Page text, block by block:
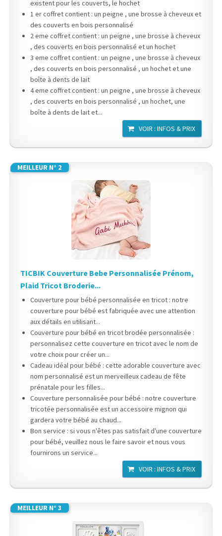
existent pour les couverts, le hochet
1 er coffret contient : un peigne , une brosse à cheveux et
des couverts en bois personnalisé
2 eme coffret contient : un peigne , une brosse à cheveux
, des couverts en bois personnalisé et un hochet
3 eme coffret contient : un peigne , une brosse à cheveux
, des couverts en bois personnalisé , un hochet et une
boîte à dents de lait
4 eme coffret contient : un peigne , une brosse à cheveux
, des couverts en bois personnalisé , un hochet, une
boîte à dents de lait et...
VOIR : INFOS & PRIX
MEILLEUR N° 2
TICBIK Couverture Bebe Personnalisée Prénom,
Plaid Tricot Broderie...
Couverture pour bébé personnalisée en tricot : notre
couverture pour bébé est fabriquée avec une attention
aux détails en utilisant...
Couverture pour bébé en tricot brodée personnalisée :
personnalisez cette couverture en tricot avec le nom de
votre choix pour créer un...
Cadeau idéal pour bébé : cette adorable couverture avec
nom personnalisé est un merveilleux cadeau de fête
prénatale pour les filles...
Couverture personnalisée pour bébé : notre couverture
tricotée personnalisée est un accessoire mignon qui
gardera votre bébé au chaud...
Bon service : si vous n'êtes pas satisfait d'une couverture
pour bébé, veuillez nous le faire savoir et nous vous
fournirons un service...
VOIR : INFOS & PRIX
MEILLEUR N° 3